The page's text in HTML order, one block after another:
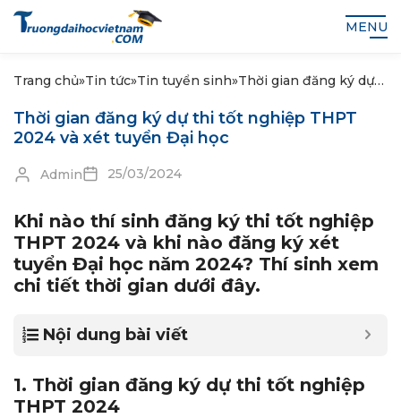
MENU
Trang chủ»Tin tức»Tin tuyển sinh»Thời gian đăng ký dự
2024 và xét tuyển Đại
Thời gian đăng ký dự thi tốt nghiệp THPT
2024 và xét tuyển Đại học
Admin 25/03/2024
Khi nào thí sinh đăng ký thi tốt nghiệp
THPT 2024 và khi nào đăng ký xét
tuyển Đại học năm 2024? Thí sinh xem
chi tiết thời gian dưới đây.
Nội dung bài viết
1. Thời gian đăng ký dự thi tốt nghiệp
THPT 2024